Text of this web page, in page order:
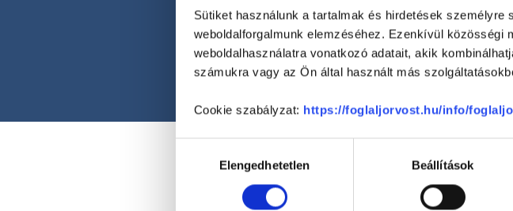
Sütiket használunk a tartalmak és hirdetések
weboldalforgalmunk elemzéséhez. Ezenkívül közösségi
weboldalhasználatra vonatkozó adatait, akik
számukra vagy az Ön által használt más
Cookie szabályzat: https://foglaljorvost.hu/info/
kiválasztásaElengedhetetlen Beállítások